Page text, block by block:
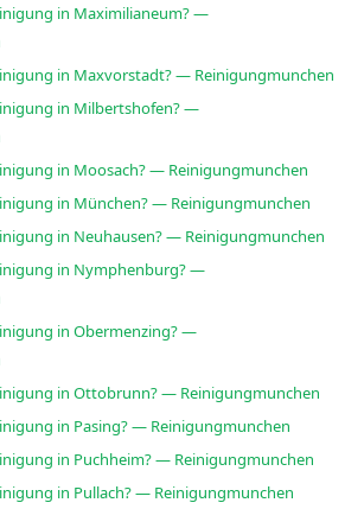
in Maximilianeum? —
in Maxvorstadt? — Reinigungmunchen
in Milbertshofen? —
in Moosach? — Reinigungmunchen
in München? — Reinigungmunchen
in Neuhausen? — Reinigungmunchen
in Nymphenburg? —
in Obermenzing? —
in Ottobrunn? — Reinigungmunchen
in Pasing? — Reinigungmunchen
in Puchheim? — Reinigungmunchen
in Pullach? — Reinigungmunchen